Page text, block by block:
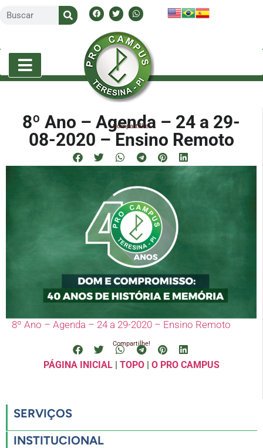
8º Ano – Agenda – 24 a 29-
08-2020 – Ensino Remoto
Compartilhe!
8º Ano – Agenda – 24 a 29-2020 – Ensino Remoto
Compartilhe!
PÁGINA INICIAL| TOPO| O PRO CAMPUS
SERVIÇOS
INSTITUCIONAL